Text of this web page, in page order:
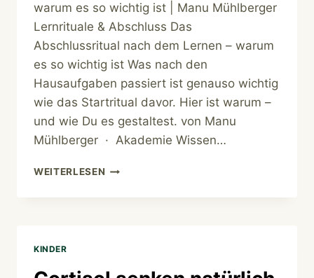
warum es so wichtig ist | Manu Mühlberger
Lernrituale & Abschluss Das
Abschlussritual nach dem Lernen – warum
es so wichtig ist Was nach den
Hausaufgaben passiert ist genauso wichtig
wie das Startritual davor. Hier ist warum –
und wie Du es gestaltest. von Manu
Mühlberger · Akademie Wissen…
WEITERLESEN ABSCHLUSSRITUAL
KINDER